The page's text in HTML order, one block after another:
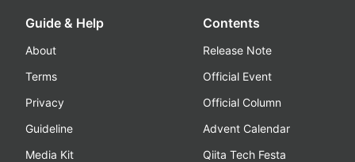
Guide & Help
About
Terms
Privacy
Guideline
Media Kit
Contents
Release Note
Official Event
Official Column
Advent Calendar
Qiita Tech Festa